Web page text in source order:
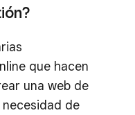
que hacen
una web de
de